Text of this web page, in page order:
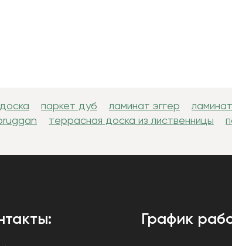
паркет дуб ламинат эггер
террасная доска из лиственницы
График